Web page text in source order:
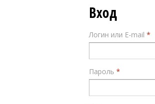
Вход
Логин или E-mail
Пароль